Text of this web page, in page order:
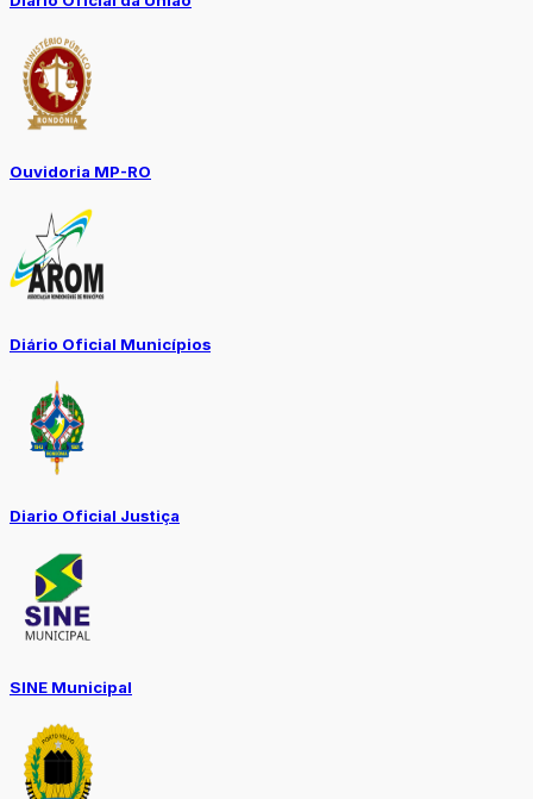
Ouvidoria MP-RO
Diário Oficial Municípios
Diario Oficial Justiça
SINE Municipal